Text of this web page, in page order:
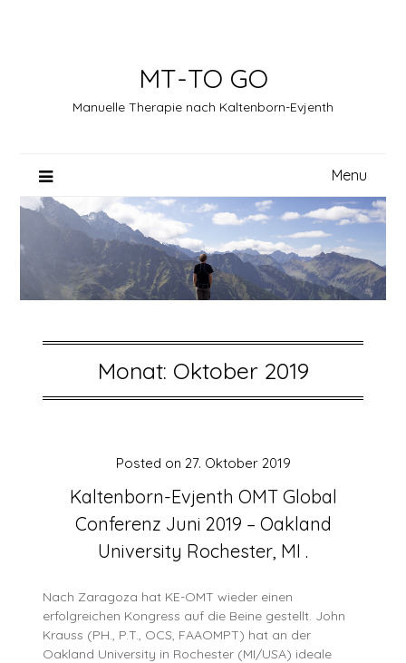
MT-TO GO
Manuelle Therapie nach Kaltenborn-Evjenth
Menu
Monat: Oktober 2019
Kaltenborn-Evjenth OMT Global
Conferenz Juni 2019 – Oakland
University Rochester, MI .
Posted on 27. Oktober 2019
Nach Zaragoza hat KE-OMT wieder einen
erfolgreichen Kongress auf die Beine gestellt. John
Krauss (PH., P.T., OCS, FAAOMPT) hat an der
Oakland University in Rochester (MI/USA) ideale